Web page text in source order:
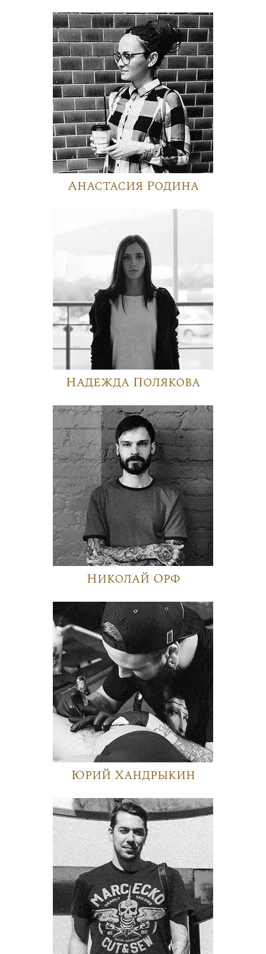
Анастасия Родина
Надежда Полякова
Николай Орф
Юрий Хандрыкин